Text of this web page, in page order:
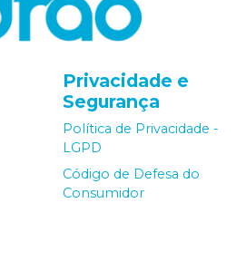
Privacidade e
Segurança
Política de Privacidade -
LGPD
Código de Defesa do
Consumidor